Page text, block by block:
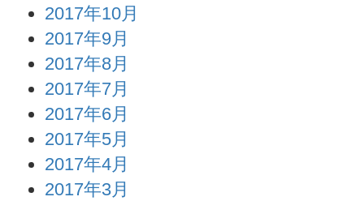
2017年10月
2017年9月
2017年8月
2017年7月
2017年6月
2017年5月
2017年4月
2017年3月